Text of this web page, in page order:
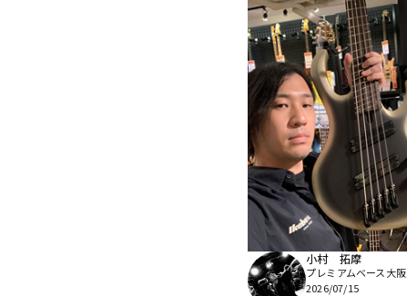
小村 拓摩
プレミアムベース大阪
2026/07/15